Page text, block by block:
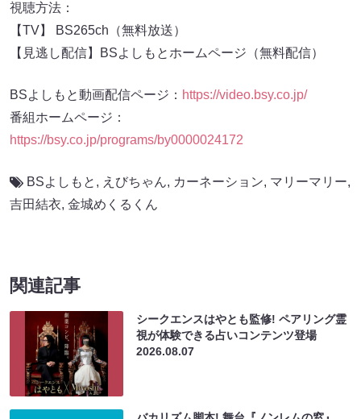
視聴方法：
【TV】 BS265ch（無料放送）
【見逃し配信】BSよしもとホームページ（無料配信）
BSよしもと動画配信ページ： https://video.bsy.co.jp/
番組ホームページ：
https://bsy.co.jp/programs/by0000024172
BSよしもと , えびちゃん, カーネーション, マリーマリー,
吉田結衣, 金城めくるくん
関連記事
シークエンスはやとも監修! ペアリング霊
視が体験できる占いコンテンツ登場
2026.08.07